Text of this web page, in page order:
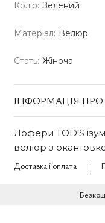
Колір: Зелений
Матеріал: Велюр
Стать: Жіноча
ІНФОРМАЦІЯ ПРО
Лофери TOD'S
велюр з
Доставка і оплата